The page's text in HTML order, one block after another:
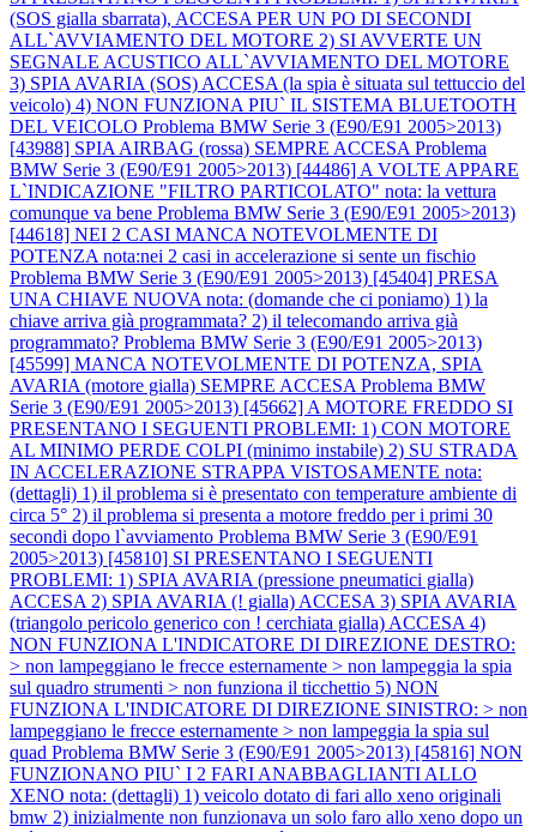
(SOS gialla sbarrata), ACCESA PER UN PO DI SECONDI
ALL`AVVIAMENTO DEL MOTORE 2) SI AVVERTE UN
SEGNALE ACUSTICO ALL`AVVIAMENTO DEL MOTORE
3) SPIA AVARIA (SOS) ACCESA (la spia è situata sul tettuccio del
veicolo) 4) NON FUNZIONA PIU` IL SISTEMA BLUETOOTH
DEL VEICOLO Problema BMW Serie 3 (E90/E91 2005>2013)
[43988] SPIA AIRBAG (rossa) SEMPRE ACCESA Problema
BMW Serie 3 (E90/E91 2005>2013) [44486] A VOLTE APPARE
L`INDICAZIONE "FILTRO PARTICOLATO" nota: la vettura
comunque va bene Problema BMW Serie 3 (E90/E91 2005>2013)
[44618] NEI 2 CASI MANCA NOTEVOLMENTE DI
POTENZA nota:nei 2 casi in accelerazione si sente un fischio
Problema BMW Serie 3 (E90/E91 2005>2013) [45404] PRESA
UNA CHIAVE NUOVA nota: (domande che ci poniamo) 1) la
chiave arriva già programmata? 2) il telecomando arriva già
programmato? Problema BMW Serie 3 (E90/E91 2005>2013)
[45599] MANCA NOTEVOLMENTE DI POTENZA, SPIA
AVARIA (motore gialla) SEMPRE ACCESA Problema BMW
Serie 3 (E90/E91 2005>2013) [45662] A MOTORE FREDDO SI
PRESENTANO I SEGUENTI PROBLEMI: 1) CON MOTORE
AL MINIMO PERDE COLPI (minimo instabile) 2) SU STRADA
IN ACCELERAZIONE STRAPPA VISTOSAMENTE nota:
(dettagli) 1) il problema si è presentato con temperature ambiente di
circa 5° 2) il problema si presenta a motore freddo per i primi 30
secondi dopo l`avviamento Problema BMW Serie 3 (E90/E91
2005>2013) [45810] SI PRESENTANO I SEGUENTI
PROBLEMI: 1) SPIA AVARIA (pressione pneumatici gialla)
ACCESA 2) SPIA AVARIA (! gialla) ACCESA 3) SPIA AVARIA
(triangolo pericolo generico con ! cerchiata gialla) ACCESA 4)
NON FUNZIONA L'INDICATORE DI DIREZIONE DESTRO:
> non lampeggiano le frecce esternamente > non lampeggia la spia
sul quadro strumenti > non funziona il ticchettio 5) NON
FUNZIONA L'INDICATORE DI DIREZIONE SINISTRO: > non
lampeggiano le frecce esternamente > non lampeggia la spia sul
quad Problema BMW Serie 3 (E90/E91 2005>2013) [45816] NON
FUNZIONANO PIU` I 2 FARI ANABBAGLIANTI ALLO
XENO nota: (dettagli) 1) veicolo dotato di fari allo xeno originali
bmw 2) inizialmente non funzionava un solo faro allo xeno dopo un